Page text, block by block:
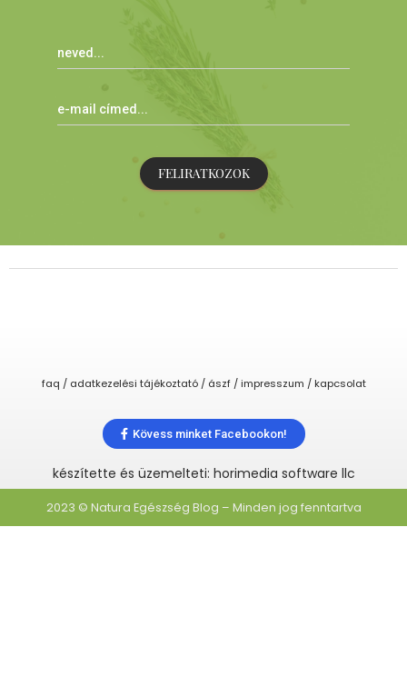
FELIRATKOZOK
faq / adatkezelési tájékoztató / ászf / impresszum / kapcsolat
Kövess minket Facebookon!
készítette és üzemelteti: horimedia software llc
2023 © Natura Egészség Blog – Minden jog fenntartva